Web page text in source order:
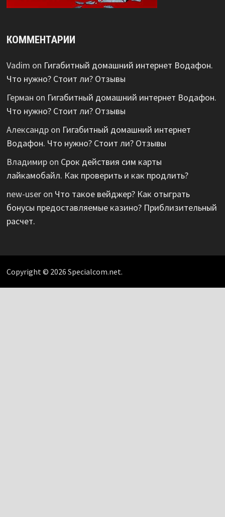
КОММЕНТАРИИ
Vadim on Гигабитный домашний интернет Водафон.
Что нужно? Стоит ли? Отзывы
Герман on Гигабитный домашний интернет Водафон.
Что нужно? Стоит ли? Отзывы
Александрon Гигабитный домашний интернет
Водафон. Что нужно? Стоит ли? Отзывы
Владимирon Срок действия сим карты
лайкамобайл. Как проверить и как продлить?
new-useron Что такое вейджер? Как отыграть
бонусы предоставляемые казино? Приблизительный
расчет.
Copyright © 2026 Specialcom.net.